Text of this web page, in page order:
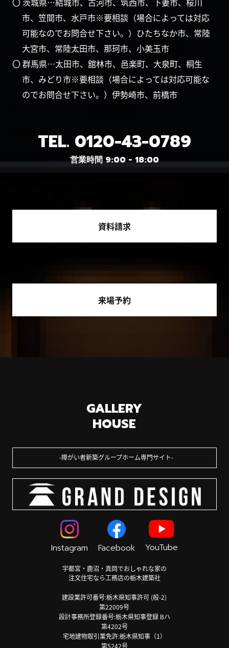
市、笠間市、水戸市※要相談（場合によっては対応
可能なのでお問合せ下さい。）ひたちなか市、常陸
大宮市、常陸太田市、那珂市、小美玉市
〇 群馬県…太田市、舘林市、邑楽町、大泉町、桐生
市、みどり市※要相談（場合によっては対応可能な
のでお問合せ下さい。）伊勢崎市、前橋市
TEL. 0120-43-0789
営業時間 9:00 - 18:00
資料請求
来場予約
GALLERY
HOUSE
障がい者新築グループホーム専門サイト
Instagram Facebook YouTube
宇都宮・鹿沼・真岡でおしゃれな家の
注文住宅なら工務店の栃木建築社
建設業許可番号:栃木県知事許可 (般-2)
第22009号
設計事務所登録番号:栃木県知事登録 Bハ
第4202号
宅地建物取引業免許:栃木県知事（1）
第5242号